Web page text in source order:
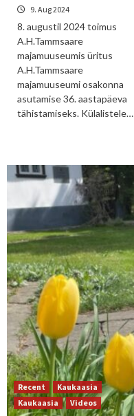
9. Aug 2024
8. augustil 2024 toimus
A.H.Tammsaare
majamuuseumis üritus
A.H.Tammsaare
majamuuseumi osakonna
asutamise 36. aastapäeva
tähistamiseks. Külalistele…
Recent
Kaukaasia
Kaukaasia
Videos